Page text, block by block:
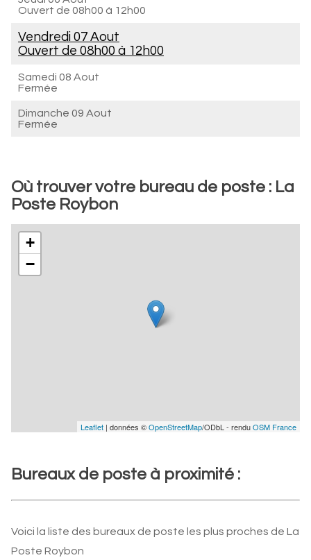
Ouvert de 08h00 à 12h00
Vendredi 07 Aout
Ouvert de 08h00 à 12h00
Samedi 08 Aout
Fermée
Dimanche 09 Aout
Fermée
Où trouver votre bureau de poste : La
Poste Roybon
+
−
Leaflet | données ©OpenStreetMap/ODbL - renduOSM France
Bureaux de poste à proximité :
Voici la liste des bureaux de poste les plus proches de La
Poste Roybon